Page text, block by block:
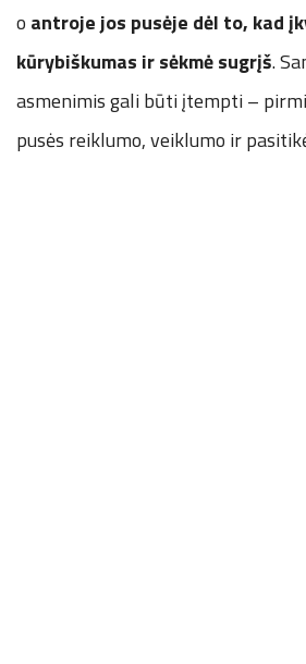
o antroje jos pusėje dėl to, kad
kūrybiškumas ir sėkmė sugrįš.
asmenimis gali būti įtempti –
pusės reiklumo, veiklumo ir